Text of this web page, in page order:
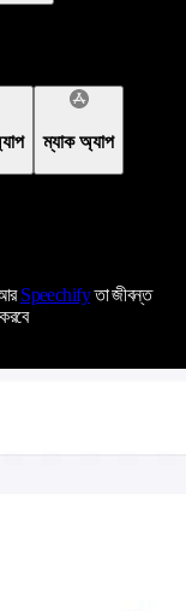
ম্যাক অ্যাপ
Speechifyতা জীবন্ত